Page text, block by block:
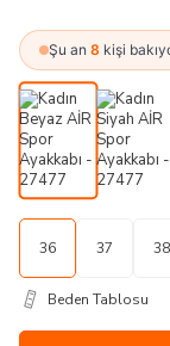
Şu an 8 kişi
36 37 38
Beden Tablosu